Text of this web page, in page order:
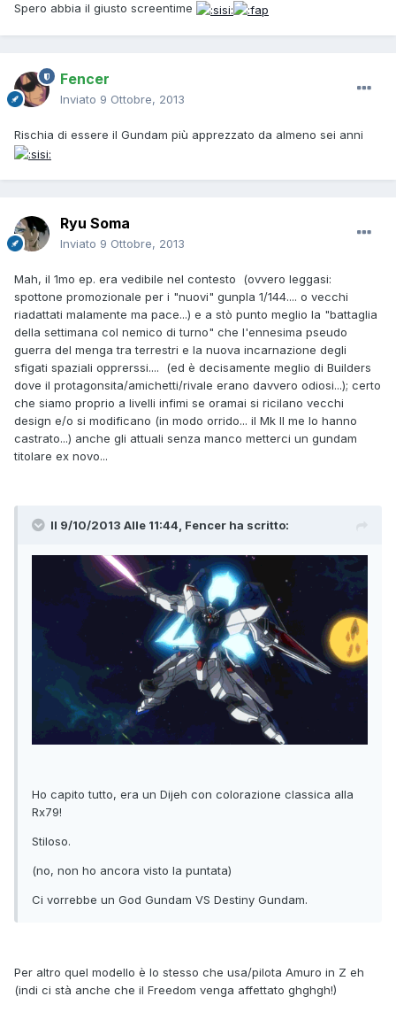
Spero abbia il giusto screentime
Fencer
Inviato 9 Ottobre, 2013
Rischia di essere il Gundam più apprezzato da almeno sei anni
Ryu Soma
Inviato 9 Ottobre, 2013
Mah, il 1mo ep. era vedibile nel contesto (ovvero leggasi:
spottone promozionale per i "nuovi" gunpla 1/144.... o vecchi
riadattati malamente ma pace...) e a stò punto meglio la "battaglia
della settimana col nemico di turno" che l'ennesima pseudo
guerra del menga tra terrestri e la nuova incarnazione degli
sfigati spaziali opprerssi.... (ed è decisamente meglio di Builders
dove il protagonsita/amichetti/rivale erano davvero odiosi...); certo
che siamo proprio a livelli infimi se oramai si ricilano vecchi
design e/o si modificano (in modo orrido... il Mk II me lo hanno
castrato...) anche gli attuali senza manco metterci un gundam
titolare ex novo...
Il 9/10/2013 Alle 11:44, Fencer ha scritto:
Ho capito tutto, era un Dijeh con colorazione classica alla
Rx79!
Stiloso.
(no, non ho ancora visto la puntata)
Ci vorrebbe un God Gundam VS Destiny Gundam.
Per altro quel modello è lo stesso che usa/pilota Amuro in Z eh
(indi ci stà anche che il Freedom venga affettato ghghgh!)